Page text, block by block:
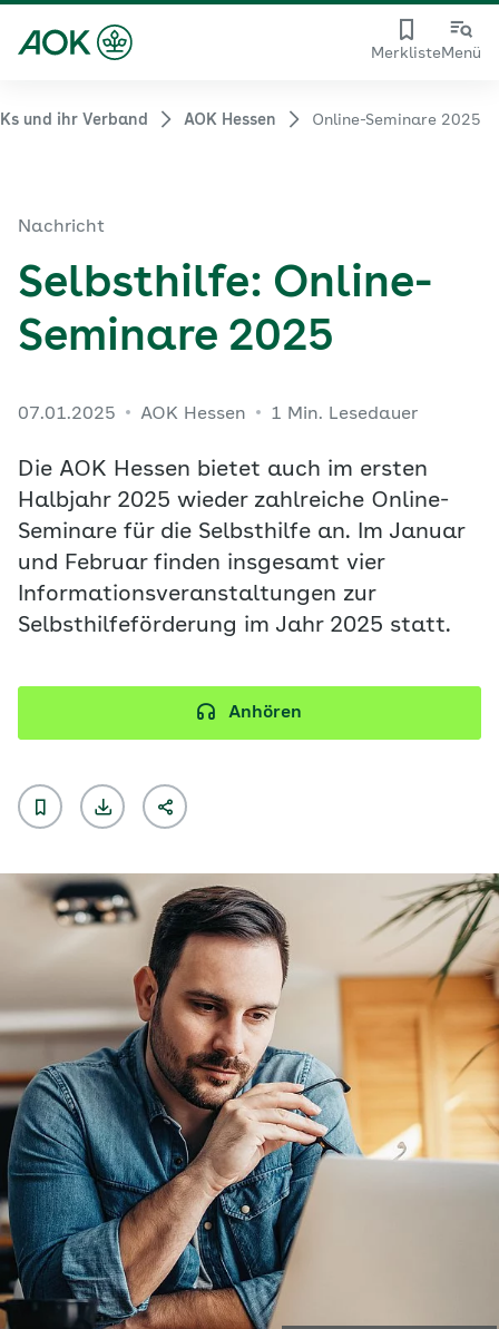
MerklisteMenü
und ihr Verband AOK Hessen Online-Seminare 2025
Nachricht
Selbsthilfe: Online-
Seminare 2025
07.01.2025 AOK Hessen 1 Min. Lesedauer
Die AOK Hessen bietet auch im ersten
Halbjahr 2025 wieder zahlreiche Online-
Seminare für die Selbsthilfe an. Im Januar
und Februar finden insgesamt vier
Informationsveranstaltungen zur
Selbsthilfeförderung im Jahr 2025 statt.
Anhören